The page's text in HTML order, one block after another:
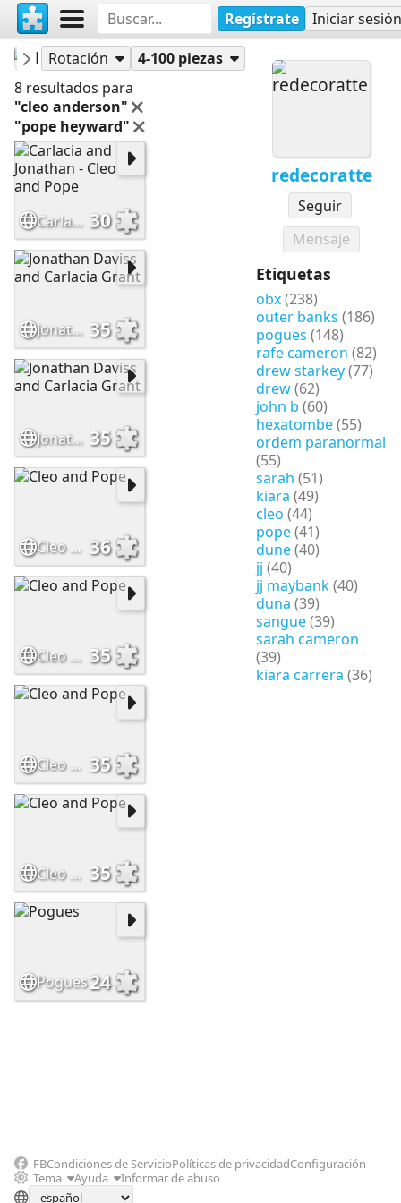
Regístrate Iniciar sesión
redecoratte
Seguir
Mensaje
Etiquetas
obx(238)
outer banks (186)
pogues (148)
rafe cameron (82)
drew starkey(77)
drew(62)
john b (60)
hexatombe(55)
ordem paranormal
(55)
sarah (51)
kiara (49)
cleo (44)
pope(41)
dune(40)
jj (40)
jj maybank(40)
duna (39)
sangue(39)
sarah cameron
(39)
kiara carrera (36)
redecoratte
Rompecabezas
Rotación
4-100 piezas
8 resultados para
"cleo anderson"
"pope heyward"
Carlacia and Jonathan - Cleo and Pope 30
Jonathan Daviss and Carlacia Grant 35
Jonathan Daviss and Carlacia Grant 35
Cleo and Pope 36
Cleo and Pope 35
Cleo and Pope 35
Cleo and Pope 35
Pogues24
FBCondiciones de ServicioPolíticas de privacidadConfiguración
Tema
Ayuda Informar de abuso